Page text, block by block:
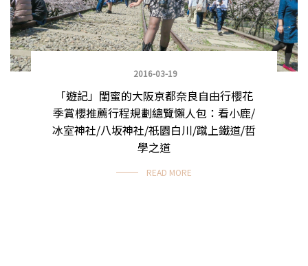
2016-03-19
「遊記」閨蜜的大阪京都奈良自由行櫻花
季賞櫻推薦行程規劃總覽懶人包：看小鹿/
冰室神社/八坂神社/祇園白川/蹴上鐵道/哲
學之道
READ MORE